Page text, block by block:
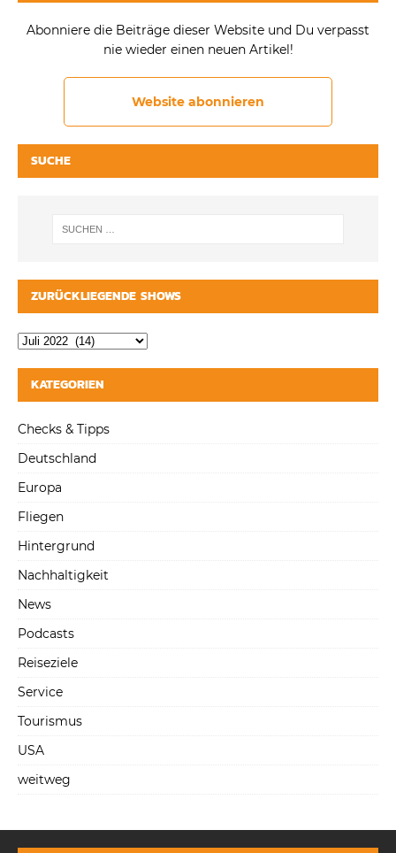
Abonniere die Beiträge dieser Website und Du verpasst
nie wieder einen neuen Artikel!
Website abonnieren
SUCHE
ZURÜCKLIEGENDE SHOWS
KATEGORIEN
Checks & Tipps
Deutschland
Europa
Fliegen
Hintergrund
Nachhaltigkeit
News
Podcasts
Reiseziele
Service
Tourismus
USA
weitweg